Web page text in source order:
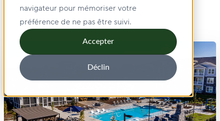
navigateur pour mémoriser votre
préférence de ne pas être suivi.
Accepter
Déclin